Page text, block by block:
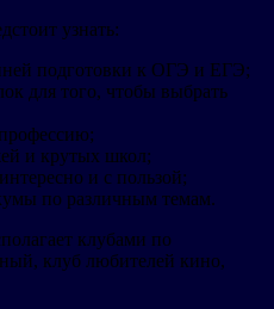
узнать:
подготовки к ОГЭ и ЕГЭ;
для того, чтобы выбрать
и крутых школ;
и с пользой;
по различным темам.
клубами по
клуб любителей кино,